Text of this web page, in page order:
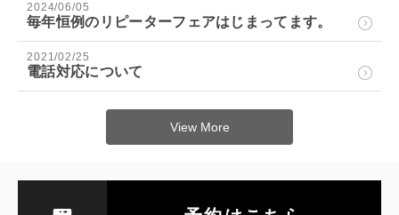
2024/06/05
毎年恒例のリピーターフェアはじまってます。
2021/02/25
電話対応について
View More